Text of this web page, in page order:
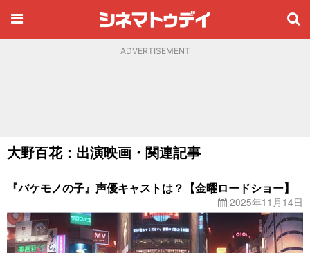
ADVERTISEMENT
大野百花：出演映画・関連記事
『バケモノの子』声優キャストは？【金曜ロードショー】
2025年11月14日